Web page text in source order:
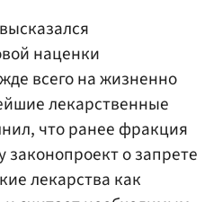
наценки
всего на жизненно
лекарственные
что ранее фракция
законопроект о запрете
лекарства как